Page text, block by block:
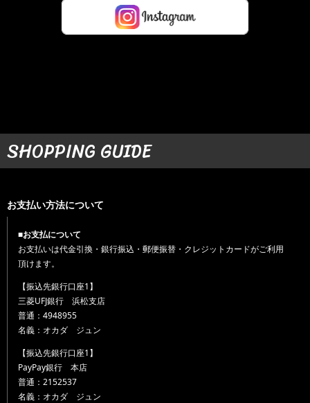
SHOPPING GUIDE
お支払い方法について
■お支払について
お支払いは代金引換・銀行振込・郵便振替・クレジットカードがご利用
頂けます。
【振込先銀行口座1】
三菱UFJ銀行 浜松支店
普通：4948955
名義：オカダ ジュン
【振込先銀行口座1】
PayPay銀行 本店
普通：2152537
名義：オカダ ジュン